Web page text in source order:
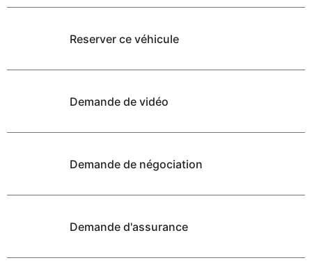
Reserver ce véhicule
Demande de vidéo
Demande de négociation
Demande d'assurance